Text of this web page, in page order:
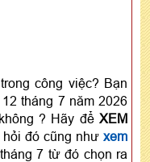
công việc? Bạn
tháng 7 năm 2026
? Hãy để XEM
đó cũng như xem
7 từ đó chọn ra